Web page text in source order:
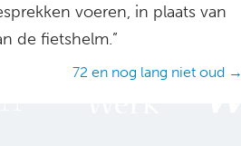
voeren, in plaats van
de fietshelm.”
72 en nog lang niet oud →